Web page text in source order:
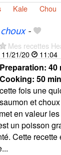
Kale Chou
-
Mes recettes
11/21/20
11:04
Preparation: 40
Cooking: 50 min
cette fois une
saumon et
en valeur
un poisson
Cette recette